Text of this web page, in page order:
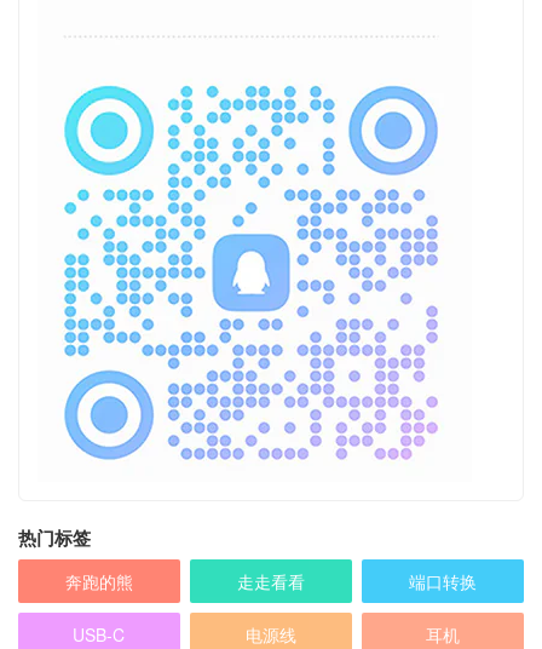
热门标签
奔跑的熊 走走看看 端口转换
USB-C 电源线 耳机